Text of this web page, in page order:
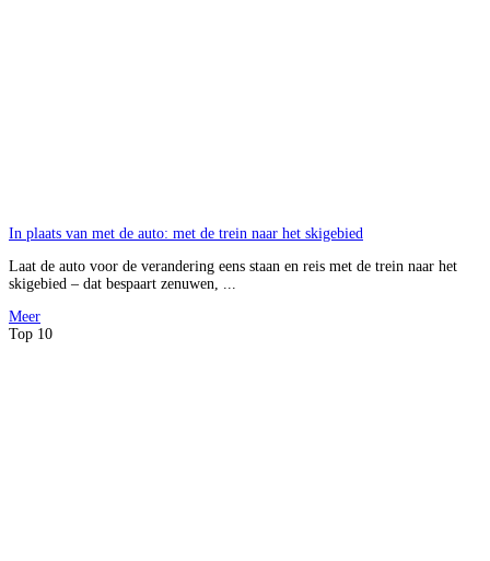
In plaats van met de auto: met de trein naar het skigebied
Laat de auto voor de verandering eens staan en reis met de trein naar het
skigebied – dat bespaart zenuwen, ...
Meer
Top 10